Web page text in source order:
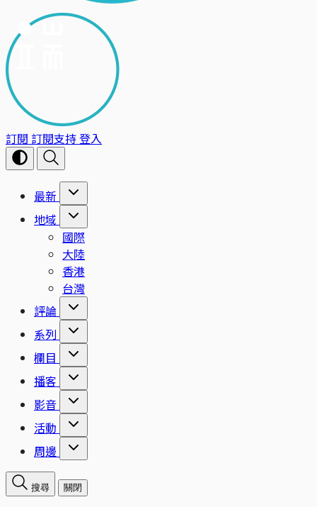
訂閱 訂閱支持登入
最新
地域
國際
大陸
香港
台灣
評論
系列
欄目
播客
影音
活動
周邊
搜尋 關閉